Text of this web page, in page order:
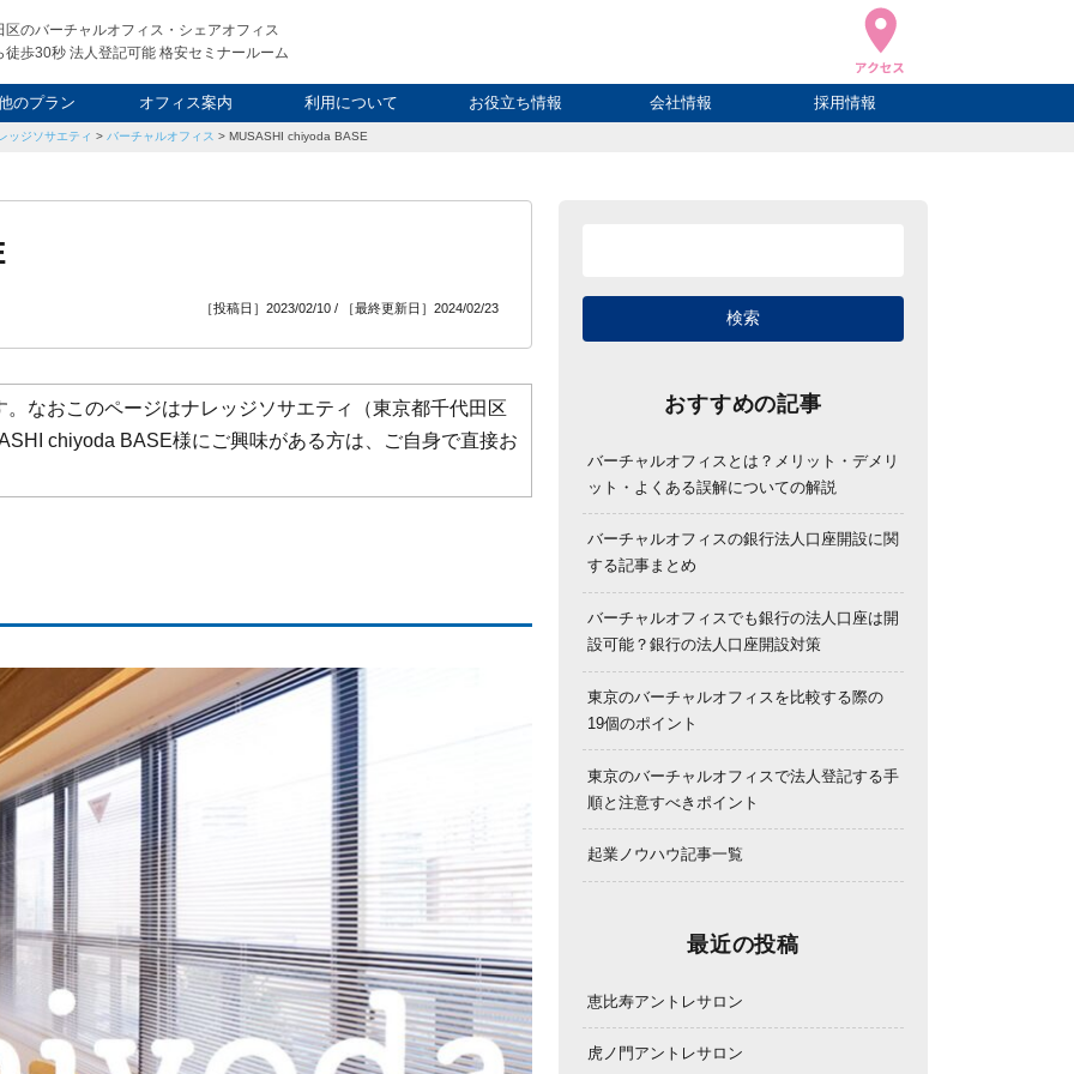
区のバーチャルオフィス・シェアオフィス
徒歩30秒 法人登記可能 格安セミナールーム
のプラン
ルオフィス
ィークエンド
会議室
オフィス案内 利用について
利用料金
申込について
FAQ
お役立ち情報 会社情報 採用情報
ッジソサエティ > バーチャルオフィス > MUSASHI chiyoda BASE
［投稿日］2023/02/10 / ［最終更新日］2024/02/23
なおこのページはナレッジソサエティ（東京都千代田区
chiyoda BASE様にご興味がある方は、ご自身で直接お
おすすめの記事
バーチャルオフィスとは？メリット・デメリ
ット・よくある誤解についての解説
バーチャルオフィスの銀行法人口座開設に関
する記事まとめ
バーチャルオフィスでも銀行の法人口座は開
設可能？銀行の法人口座開設対策
東京のバーチャルオフィスを比較する際の
19個のポイント
東京のバーチャルオフィスで法人登記する手
順と注意すべきポイント
起業ノウハウ記事一覧
最近の投稿
恵比寿アントレサロン
虎ノ門アントレサロン